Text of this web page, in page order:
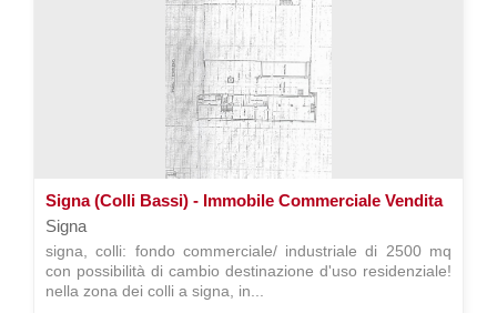
Signa (Colli Bassi) - Immobile Commerciale Vendita
Signa
signa, colli: fondo commerciale/ industriale di 2500 mq
con possibilità di cambio destinazione d'uso residenziale!
nella zona dei colli a signa, in...